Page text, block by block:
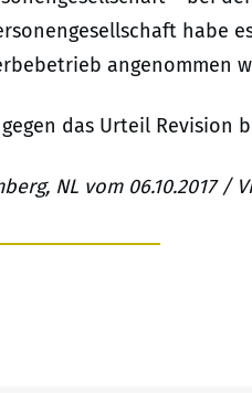
habe
angenommen
das Urteil Revision
NL vom 06.10.2017 /